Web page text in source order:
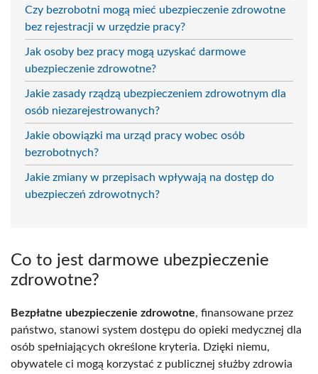
Czy bezrobotni mogą mieć ubezpieczenie zdrowotne
bez rejestracji w urzędzie pracy?
Jak osoby bez pracy mogą uzyskać darmowe
ubezpieczenie zdrowotne?
Jakie zasady rządzą ubezpieczeniem zdrowotnym dla
osób niezarejestrowanych?
Jakie obowiązki ma urząd pracy wobec osób
bezrobotnych?
Jakie zmiany w przepisach wpływają na dostęp do
ubezpieczeń zdrowotnych?
Co to jest darmowe ubezpieczenie
zdrowotne?
Bezpłatne ubezpieczenie zdrowotne, finansowane przez
państwo, stanowi system dostępu do opieki medycznej dla
osób spełniających określone kryteria. Dzięki niemu,
obywatele ci mogą korzystać z publicznej służby zdrowia